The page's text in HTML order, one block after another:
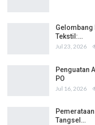
Gelombang
Tekstil:…
Jul 23, 2026
Penguatan
PO
Jul 16, 2026
Tangsel…